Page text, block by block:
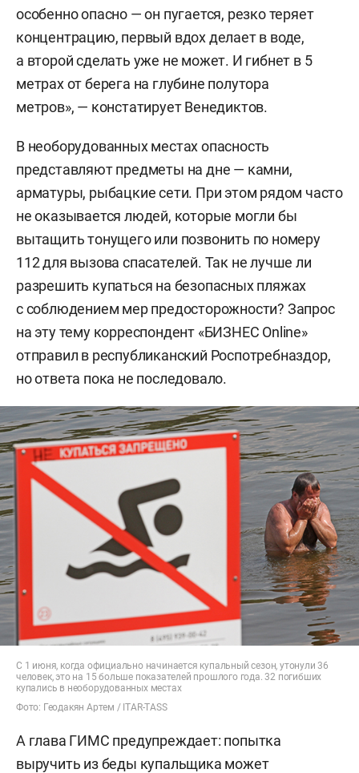
особенно опасно — он пугается, резко теряет
концентрацию, первый вдох делает в воде,
а второй сделать уже не может. И гибнет в 5
метрах от берега на глубине полутора
метров», — констатирует Венедиктов.
В необорудованных местах опасность
представляют предметы на дне — камни,
арматуры, рыбацкие сети. При этом рядом часто
не оказывается людей, которые могли бы
вытащить тонущего или позвонить по номеру
112 для вызова спасателей. Так не лучше ли
разрешить купаться на безопасных пляжах
с соблюдением мер предосторожности? Запрос
на эту тему корреспондент «БИЗНЕС Online»
отправил в республиканский Роспотребназдор,
но ответа пока не последовало.
С 1 июня, когда официально начинается купальный сезон, утонули 36
человек, это на 15 больше показателей прошлого года. 32 погибших
купались в необорудованных местах
Фото: Геодакян Артем / ITAR-TASS
А глава ГИМС предупреждает: попытка
выручить из беды купальщика может